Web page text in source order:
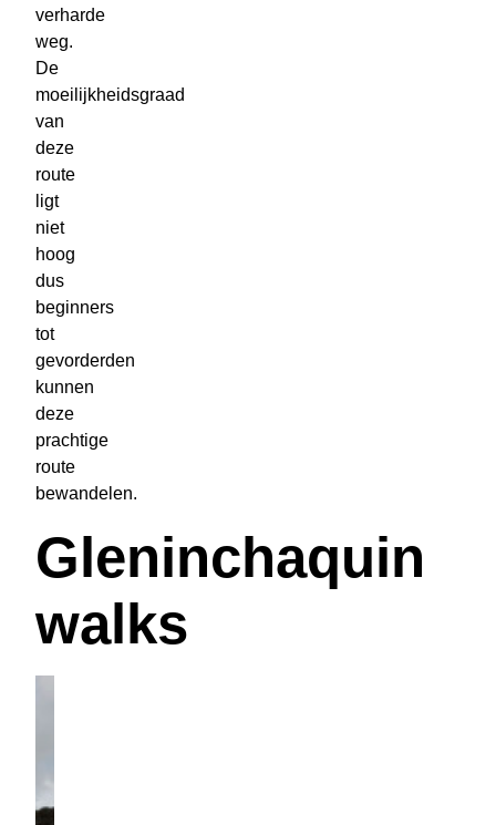
verharde
weg.
De
moeilijkheidsgraad
van
deze
route
ligt
niet
hoog
dus
beginners
tot
gevorderden
kunnen
deze
prachtige
route
bewandelen.
Gleninchaquin
walks